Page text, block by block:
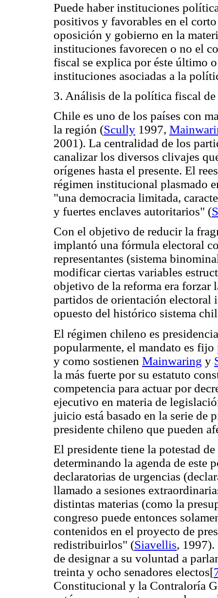
Puede haber instituciones
positivos y favorables en el
oposición y gobierno en la
instituciones favorecen o no el
fiscal se explica por éste último
instituciones asociadas a la
3. Análisis de la política fiscal
Chile es uno de los países con
la región (Scully 1997,
2001). La centralidad de los
canalizar los diversos clivajes
orígenes hasta el presente. El
régimen institucional plasmado
"una democracia limitada,
y fuertes enclaves autoritarios" (
Con el objetivo de reducir la
implantó una fórmula electoral
representantes (sistema
modificar ciertas variables
objetivo de la reforma era forzar
partidos de orientación electoral
opuesto del histórico sistema
El régimen chileno es
popularmente, el mandato es
y como sostienen Mainwaring y
la más fuerte por su estatuto
competencia para actuar por
ejecutivo en materia de
juicio está basado en la serie de
presidente chileno que pueden
El presidente tiene la potestad
determinando la agenda de este
declaratorias de urgencias
llamado a sesiones
distintas materias (como la
congreso puede entonces
contenidos en el proyecto de
redistribuirlos" (Siavellis, 1997).
de designar a su voluntad a
treinta y ocho senadores electos[
Constitucional y la Contraloría